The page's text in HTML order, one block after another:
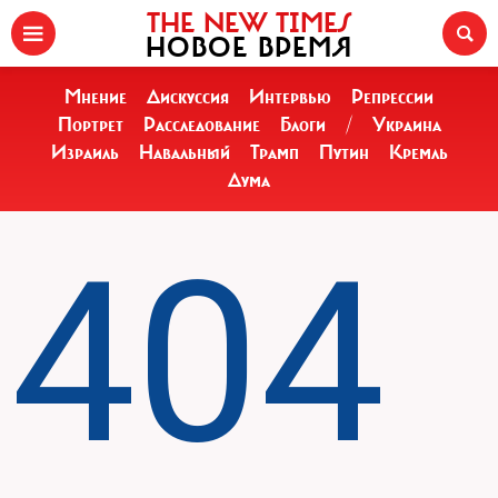
THE NEW TIMES
НОВОЕ ВРЕМЯ
Мнение Дискуссия Интервью
Репрессии
Портрет
Расследование Блоги /
Украина
Израиль
Навальный Трамп Путин
Кремль
Дума
404